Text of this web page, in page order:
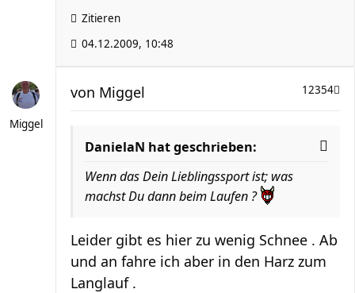
Zitieren
04.12.2009, 10:48
Miggel
12354
von Miggel
DanielaN hat geschrieben:
Wenn das Dein Lieblingssport ist; was
machst Du dann beim Laufen ?
Leider gibt es hier zu wenig Schnee . Ab
und an fahre ich aber in den Harz zum
Langlauf .